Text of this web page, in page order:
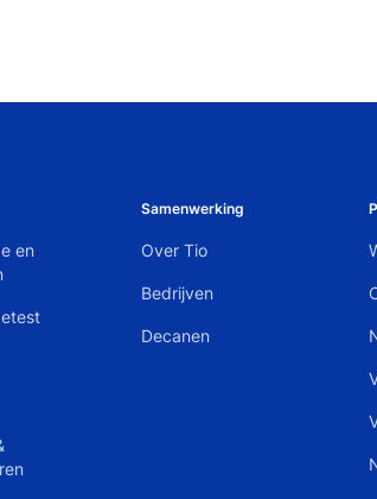
en
Samenwerking
Over Tio
Bedrijven
Decanen